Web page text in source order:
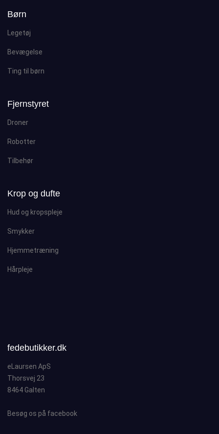
Børn
Legetøj
Bevægelse
Ting til børn
Fjernstyret
Droner
Robotter
Tilbehør
Krop og dufte
Hud og kropspleje
Smykker
Hjemmetræning
Hårpleje
fedebutikker.dk
eLaursen ApS
Thorsvej 23
8464 Galten
Besøg os på facebook